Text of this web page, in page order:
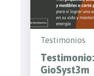
Testimonios
GioSyst3m